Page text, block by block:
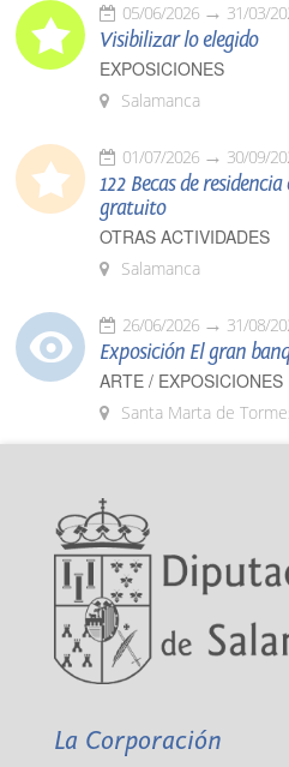
05/06/2026 31/03/
Visibilizar lo elegido
EXPOSICIONES
Salamanca
01/07/2026 30/09/
122 Becas de
gratuito
OTRAS ACTIVIDADES
Salamanca
26/06/2026 31/08/
Exposición El gran
ARTE / EXPOSICIONES
Santa Marta de
La Corporación